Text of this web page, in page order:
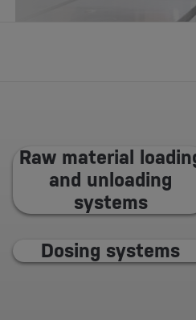
Raw material
and unloading
systems
Dosing systems